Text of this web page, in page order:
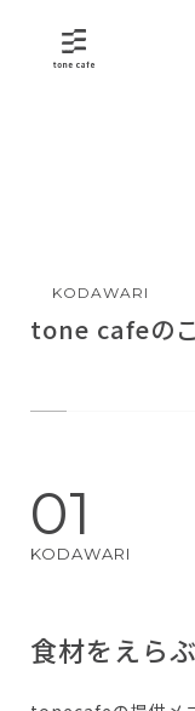
KODAWARI
tone cafeの
01
食材をえらぶ